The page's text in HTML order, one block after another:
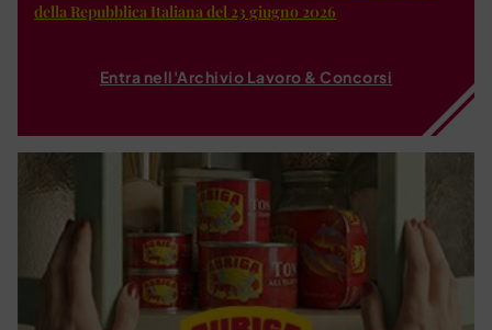
della Repubblica Italiana del 23 giugno 2026
Entra nell'Archivio Lavoro & Concorsi